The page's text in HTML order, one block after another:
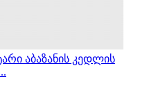
აბაზანის კედლის